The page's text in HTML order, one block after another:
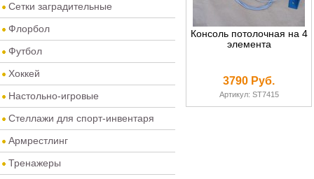
Сетки заградительные
Флорбол
Футбол
Хоккей
Настольно-игровые
Стеллажи для спорт-инвентаря
Армрестлинг
Тренажеры
Консоль потолочная на 4
элемента
3790 Руб.
Артикул: ST7415